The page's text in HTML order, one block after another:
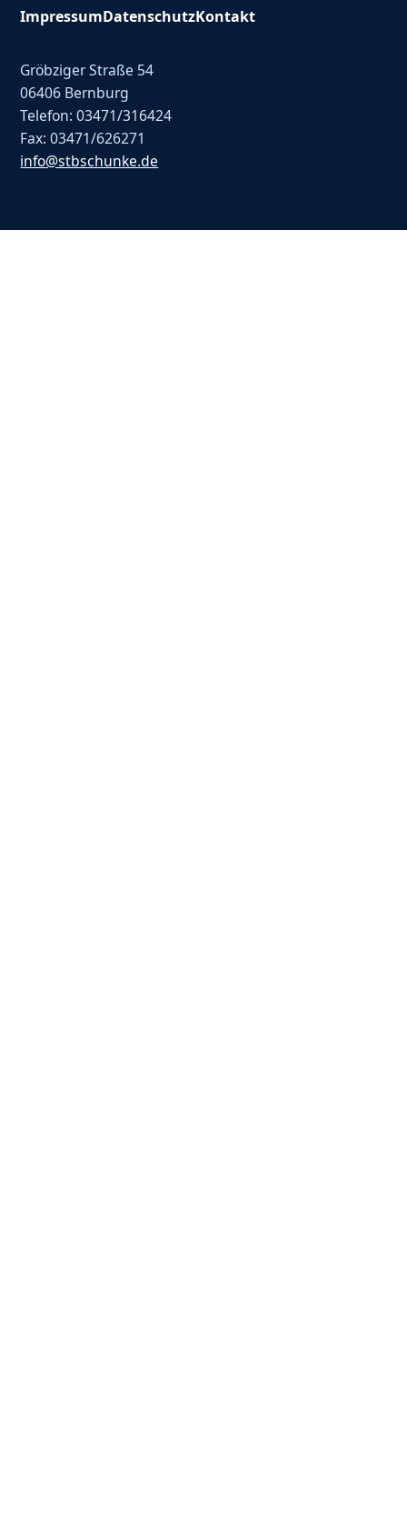
ImpressumDatenschutzKontakt
Gröbziger Straße 54
06406 Bernburg
Telefon: 03471/316424
Fax: 03471/626271
info@stbschunke.de